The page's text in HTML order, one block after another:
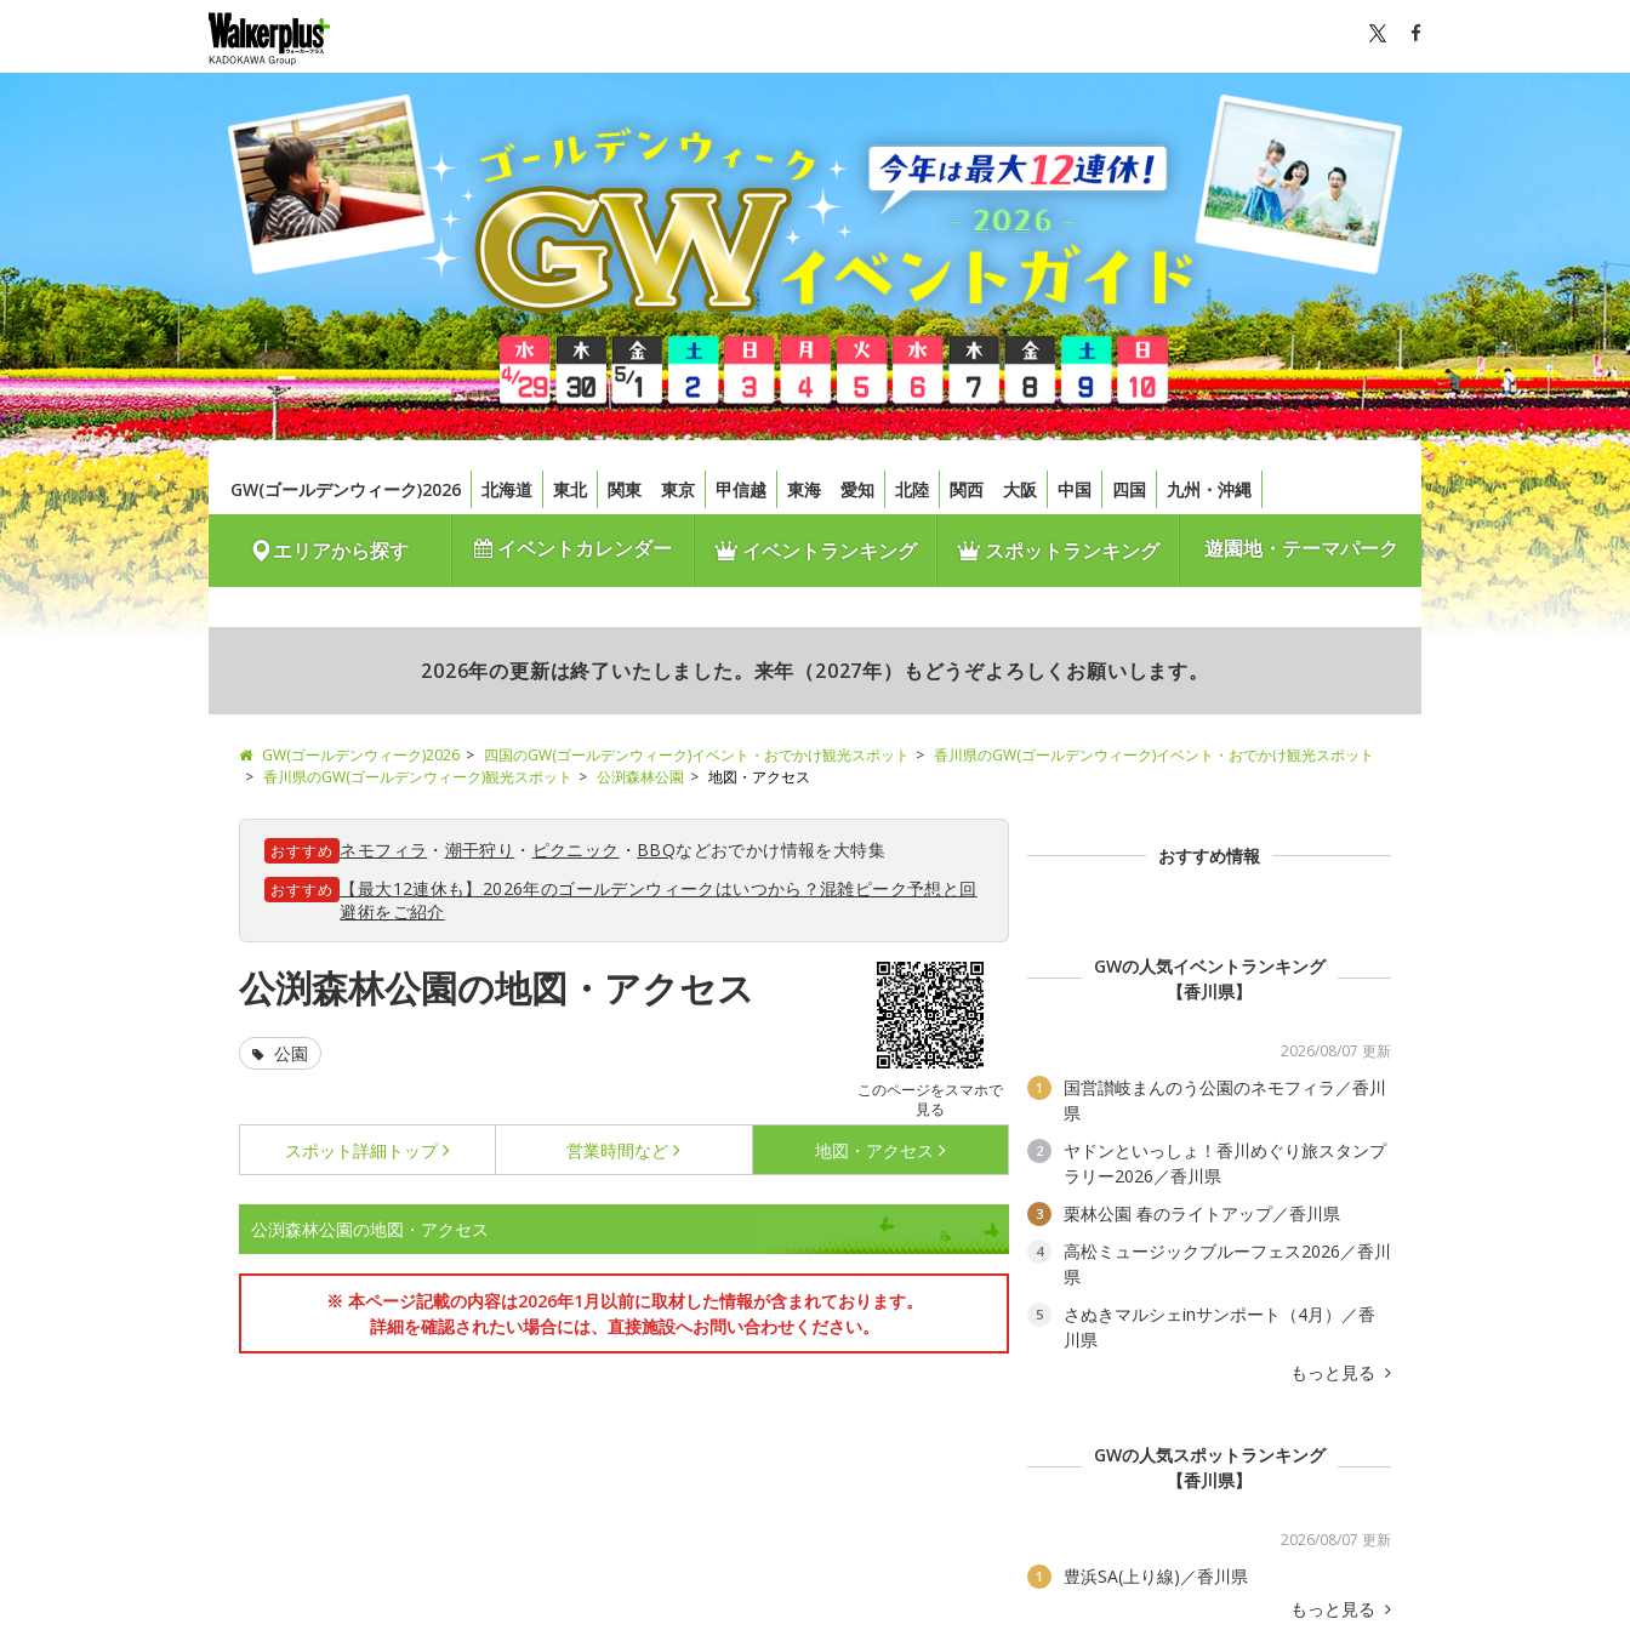
GW(ゴールデンウィーク)2026 北海道 東北 関東 東京 甲信越 東海 愛知 北陸 関西 大阪 中国 四国 九州・沖縄
エリアから探す イベントカレンダー イベントランキング スポットランキング 遊園地・テーマパーク
2026年の更新は終了いたしました。来年（2027年）もどうぞよろしくお願いします。
GW(ゴールデンウィーク)2026 四国のGW(ゴールデンウィーク)イベント・おでかけ観光スポット
香川県のGW(ゴールデンウィーク)イベント・おでかけ観光スポット
香川県のGW(ゴールデンウィーク)観光スポット
公渕森林公園 地図・アクセス
おすすめ ネモフィラ ・ 潮干狩り ・ ピクニック ・ BBQなどおでかけ情報を大特集
おすすめ
【最大12連休も】2026年のゴールデンウィークはいつから？混雑ピーク予想と回
避術をご紹介
公渕森林公園の地図・アクセス
このページをスマホで
見る
公園
スポット詳細 トップ 営業時間など 地図・アクセス
公渕森林公園の地図・アクセス
※ 本ページ記載の内容は2026年1月以前に取材した情報が含まれております。
詳細を確認されたい場合には、直接施設へお問い合わせください。
おすすめ情報
GWの人気イベントランキング
【香川県】
2026/08/07 更新
1
国営讃岐まんのう公園のネモフィラ／香川
県
2
ヤドンといっしょ！香川めぐり旅スタンプ
ラリー2026／香川県
3 栗林公園 春のライトアップ／香川県
4
高松ミュージックブルーフェス2026／香川
県
5
さぬきマルシェinサンポート（4月）／香
川県
もっと見る
GWの人気スポットランキング
【香川県】
2026/08/07 更新
1
豊浜SA(上り線)／香川県
もっと見る